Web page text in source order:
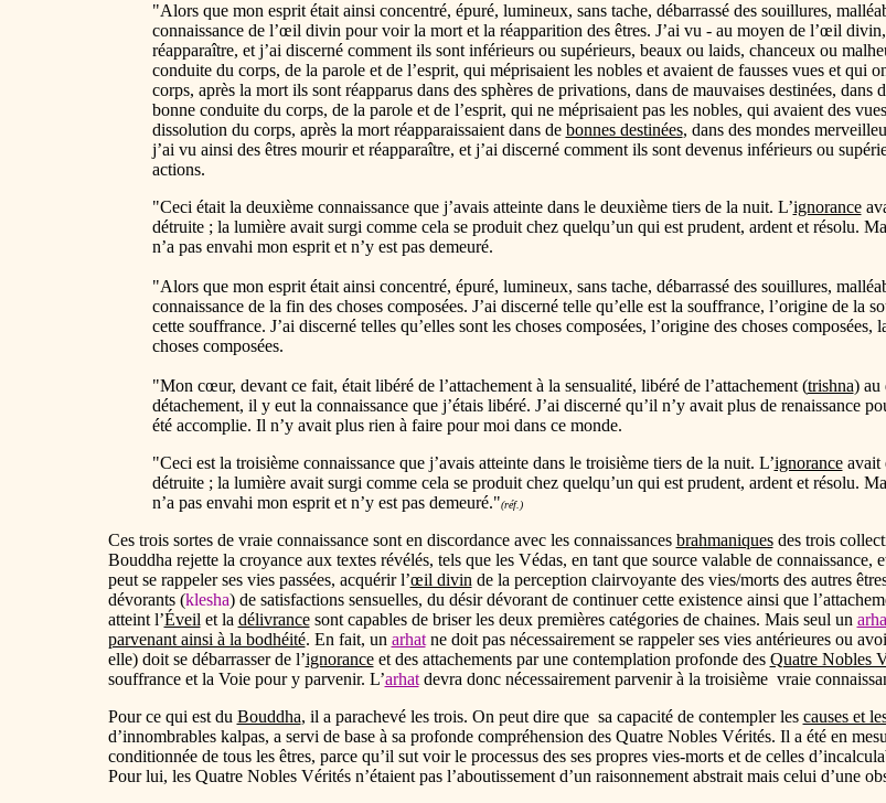
"Alors que mon esprit était ainsi concentré, épuré, lumineux, sans tache, débarrassé des souillures,
connaissance de l’œil divin pour voir la mort et la réapparition des êtres. J’ai vu - au moyen de l’œil
réapparaître, et j’ai discerné comment ils sont inférieurs ou supérieurs, beaux ou laids, chanceux ou
conduite du corps, de la parole et de l’esprit, qui méprisaient les nobles et avaient de fausses vues et qui
corps, après la mort ils sont réapparus dans des sphères de privations, dans de mauvaises destinées,
bonne conduite du corps, de la parole et de l’esprit, qui ne méprisaient pas les nobles, qui avaient des
dissolution du corps, après la mort réapparaissaient dans de bonnes destinées, dans des mondes
j’ai vu ainsi des êtres mourir et réapparaître, et j’ai discerné comment ils sont devenus inférieurs ou
actions.
"Ceci était la deuxième connaissance que j’avais atteinte dans le deuxième tiers de la nuit. L’ignorance
détruite ; la lumière avait surgi comme cela se produit chez quelqu’un qui est prudent, ardent et résolu.
n’a pas envahi mon esprit et n’y est pas demeuré.
"Alors que mon esprit était ainsi concentré, épuré, lumineux, sans tache, débarrassé des souillures,
connaissance de la fin des choses composées. J’ai discerné telle qu’elle est la souffrance, l’origine de
cette souffrance. J’ai discerné telles qu’elles sont les choses composées, l’origine des choses
choses composées.
"Mon cœur, devant ce fait, était libéré de l’attachement à la sensualité, libéré de l’attachement (trishna) au
détachement, il y eut la connaissance que j’étais libéré. J’ai discerné qu’il n’y avait plus de renaissance
été accomplie. Il n’y avait plus rien à faire pour moi dans ce monde.
"Ceci est la troisième connaissance que j’avais atteinte dans le troisième tiers de la nuit. L’ignoranceavait
détruite ; la lumière avait surgi comme cela se produit chez quelqu’un qui est prudent, ardent et résolu.
n’a pas envahi mon esprit et n’y est pas demeuré."(réf.)
Ces trois sortes de vraie connaissance sont en discordance avec les connaissances brahmaniquesdes trois
Bouddha rejette la croyance aux textes révélés, tels que les Védas, en tant que source valable de
peut se rappeler ses vies passées, acquérir l’œil divin de la perception clairvoyante des vies/morts des autres
dévorants (klesha) de satisfactions sensuelles, du désir dévorant de continuer cette existence ainsi que
atteint l’Éveil et la délivrancesont capables de briser les deux premières catégories de chaines. Mais seul un
parvenant ainsi à la bodhéité. En fait, un arhatne doit pas nécessairement se rappeler ses vies antérieures ou
elle) doit se débarrasser de l’ignoranceet des attachements par une contemplation profonde des Quatre Nobles
souffrance et la Voie pour y parvenir. L’arhatdevra donc nécessairement parvenir à la troisième vraie
Pour ce qui est du Bouddha, il a parachevé les trois. On peut dire que sa capacité de contempler les causes et
d’innombrables kalpas, a servi de base à sa profonde compréhension des Quatre Nobles Vérités. Il a été en
conditionnée de tous les êtres, parce qu’il sut voir le processus des ses propres vies-morts et de celles
Pour lui, les Quatre Nobles Vérités n’étaient pas l’aboutissement d’un raisonnement abstrait mais celui d’une